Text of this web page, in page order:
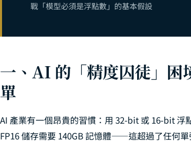
戰「模型必須是浮點數」的基本假設
一、AI 的「精度囚徒」困
單
AI 產業有一個昂貴的習慣：用 32-bit 或 16-bit 浮
FP16 儲存需要 140GB 記憶體——這超過了任何單